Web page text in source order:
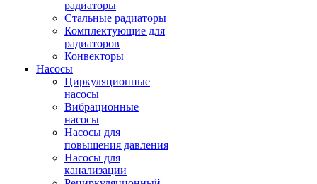
радиаторы
Стальные радиаторы
Комплектующие для
радиаторов
Конвекторы
Насосы
Циркуляционные
насосы
Вибрационные
насосы
Насосы для
повышения давления
Насосы для
канализации